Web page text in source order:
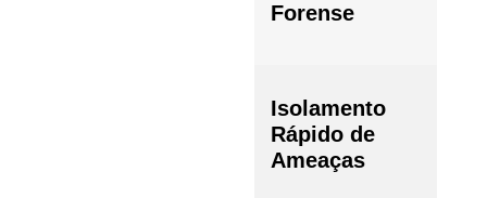
Forense
Isolamento
Rápido de
Ameaças